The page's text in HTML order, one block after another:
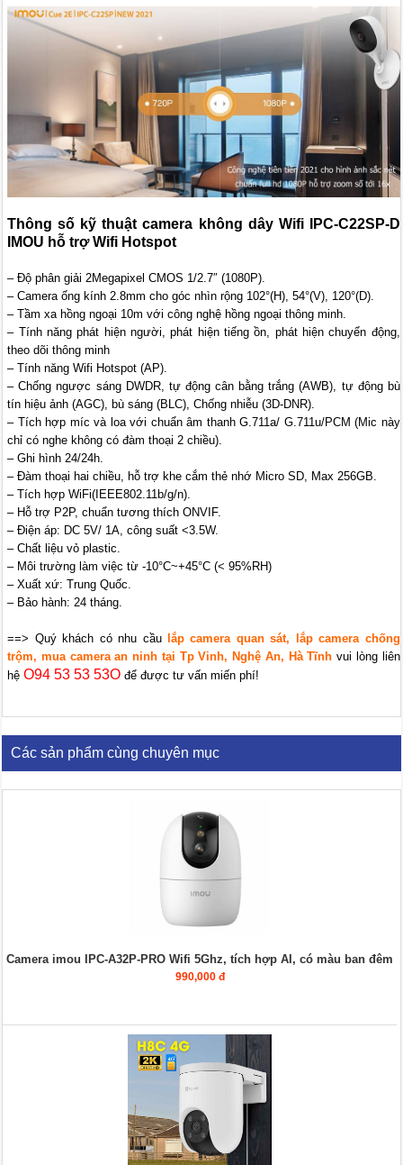
Thông số kỹ thuật camera không dây Wifi IPC-C22SP-D
IMOU hỗ trợ Wifi Hotspot
– Độ phân giải 2Megapixel CMOS 1/2.7″ (1080P).
– Camera ống kính 2.8mm cho góc nhìn rộng 102°(H), 54°(V), 120°(D).
– Tầm xa hồng ngoại 10m với công nghệ hồng ngoại thông minh.
– Tính năng phát hiện người, phát hiện tiếng ồn, phát hiện chuyển động,
theo dõi thông minh
– Tính năng Wifi Hotspot (AP).
– Chống ngược sáng DWDR, tự động cân bằng trắng (AWB), tự động bù
tín hiệu ảnh (AGC), bù sáng (BLC), Chống nhiễu (3D-DNR).
– Tích hợp míc và loa với chuẩn âm thanh G.711a/ G.711u/PCM (Mic này
chỉ có nghe không có đàm thoại 2 chiều).
– Ghi hình 24/24h.
– Đàm thoại hai chiều, hỗ trợ khe cắm thẻ nhớ Micro SD, Max 256GB.
– Tích hợp WiFi(IEEE802.11b/g/n).
– Hỗ trợ P2P, chuẩn tương thích ONVIF.
– Điện áp: DC 5V/ 1A, công suất <3.5W.
– Chất liệu vỏ plastic.
– Môi trường làm việc từ -10°C~+45°C (< 95%RH)
– Xuất xứ: Trung Quốc.
– Bảo hành: 24 tháng.
==> Quý khách có nhu cầu lắp camera quan sát, lắp camera chống
trộm, mua camera an ninh tại Tp Vinh, Nghệ An, Hà Tĩnh vui lòng liên
hệO94 53 53 53O để được tư vấn miến phí!
Các sản phẩm cùng chuyên mục
Camera imou IPC-A32P-PRO Wifi 5Ghz, tích hợp AI, có màu ban đêm
990,000 đ